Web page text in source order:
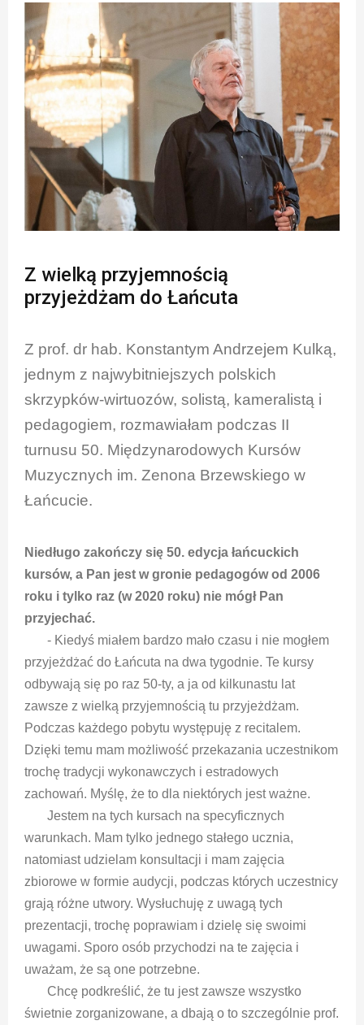
Z wielką przyjemnością
przyjeżdżam do Łańcuta
Z prof. dr hab. Konstantym Andrzejem Kulką,
jednym z najwybitniejszych polskich
skrzypków-wirtuozów, solistą, kameralistą i
pedagogiem, rozmawiałam podczas II
turnusu 50. Międzynarodowych Kursów
Muzycznych im. Zenona Brzewskiego w
Łańcucie.
Niedługo zakończy się 50. edycja łańcuckich
kursów, a Pan jest w gronie pedagogów od 2006
roku i tylko raz (w 2020 roku) nie mógł Pan
przyjechać.
- Kiedyś miałem bardzo mało czasu i nie mogłem
przyjeżdżać do Łańcuta na dwa tygodnie. Te kursy
odbywają się po raz 50-ty, a ja od kilkunastu lat
zawsze z wielką przyjemnością tu przyjeżdżam.
Podczas każdego pobytu występuję z recitalem.
Dzięki temu mam możliwość przekazania uczestnikom
trochę tradycji wykonawczych i estradowych
zachowań. Myślę, że to dla niektórych jest ważne.
Jestem na tych kursach na specyficznych
warunkach. Mam tylko jednego stałego ucznia,
natomiast udzielam konsultacji i mam zajęcia
zbiorowe w formie audycji, podczas których uczestnicy
grają różne utwory. Wysłuchuję z uwagą tych
prezentacji, trochę poprawiam i dzielę się swoimi
uwagami. Sporo osób przychodzi na te zajęcia i
uważam, że są one potrzebne.
Chcę podkreślić, że tu jest zawsze wszystko
świetnie zorganizowane, a dbają o to szczególnie prof.